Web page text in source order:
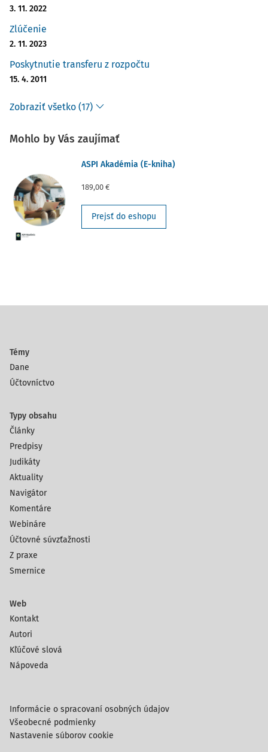
3. 11. 2022
Zlúčenie
2. 11. 2023
Poskytnutie transferu z rozpočtu
15. 4. 2011
Zobraziť všetko (17)
Mohlo by Vás zaujímať
ASPI Akadémia (E-kniha)
189,00 €
Prejsť do eshopu
Témy
Dane
Účtovníctvo
Typy obsahu
Články
Predpisy
Judikáty
Aktuality
Navigátor
Komentáre
Webináre
Účtovné súvzťažnosti
Z praxe
Smernice
Web
Kontakt
Autori
Kľúčové slová
Nápoveda
Informácie o spracovaní osobných údajov
Všeobecné podmienky
Nastavenie súborov cookie